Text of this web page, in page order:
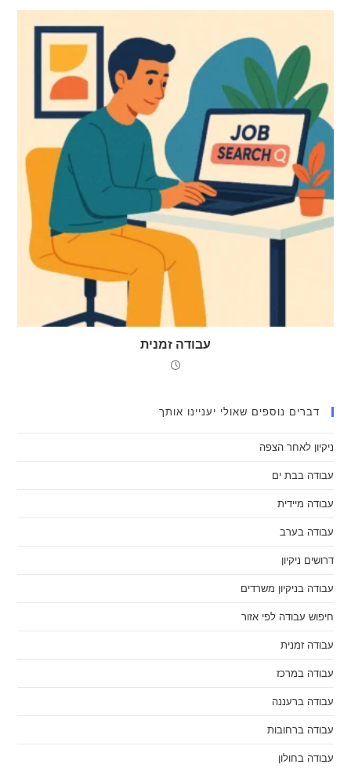
עבודה זמנית
דברים נוספים שאולי יעניינו אותך
ניקיון לאחר הצפה
עבודה בבת ים
עבודה מיידית
עבודה בערב
דרושים ניקיון
עבודה בניקיון משרדים
חיפוש עבודה לפי אזור
עבודה זמנית
עבודה במרכז
עבודה ברעננה
עבודה ברחובות
עבודה בחולון